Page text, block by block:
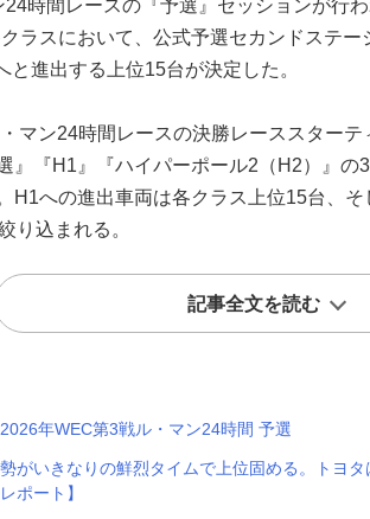
時間レースの『予選』セッションが行
ラスにおいて、公式予選セカンドステ
と進出する上位15台が決定した。
マン24時間レースの決勝レーススター
』『H1』『ハイパーポール2（H2）』の
H1への進出車両は各クラス上位15台、
り込まれる。
記事全文を読む
2026年WEC第3戦ル・マン24時間 予選
がいきなりの鮮烈タイムで上位固める。トヨ
ポート】